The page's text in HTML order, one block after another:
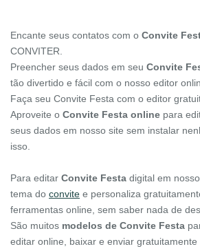
Encante seus contatos com o Convite
CONVITER.
Preencher seus dados em seu Convite
tão divertido e fácil com o nosso editor
Faça seu Convite Festa com o editor
Aproveite o Convite Festa online para
seus dados em nosso site sem instalar
isso.
Para editar Convite Festa digital em
tema do convite e personaliza
ferramentas online, sem saber nada de
São muitos modelos de Convite Festa
editar online, baixar e enviar gratuitamente